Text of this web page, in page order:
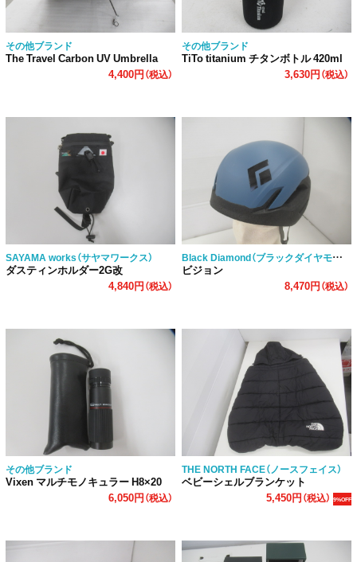
その他ブランド
The Travel Carbon UV Umbrella
4,400円（税込）
その他ブランド
TiTo titanium チタンボトル 420ml
3,630円（税込）
SAYAMA works（サヤマワークス）
ダスティンホルダー2G改
4,840円（税込）
Black Diamond（ブラックダイヤモンド）
ビジョン
8,470円（税込）
その他ブランド
Vixen マルチモノキュラー H8×20
6,050円（税込）
THE NORTH FACE（ノースフェイス）
ベビーシェルブランケット
5,450円（税込） 9%OFF